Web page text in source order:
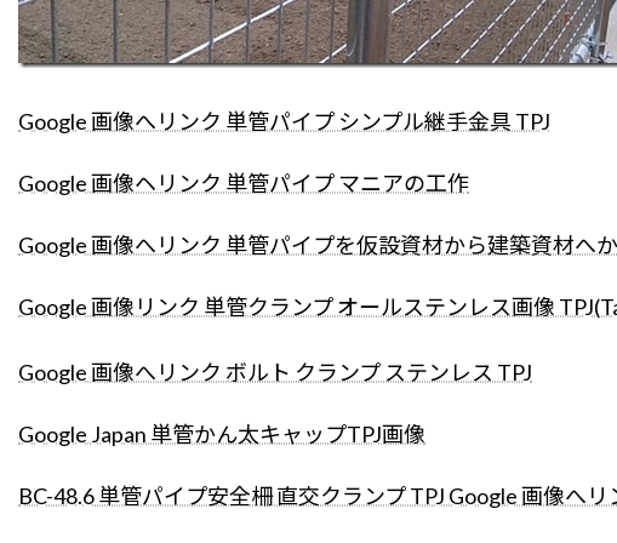
Google 画像へリンク 単管パイプ シンプル継手金具 TPJ
Google 画像ヘリンク 単管パイプ マニアの工作
Google 画像へリンク 単管パイプを仮設資材から建築資材へ
Google 画像リンク 単管クランプ オールステンレス画像
Google 画像へリンク ボルト クランプ ステンレス TPJ
Google Japan 単管かん太キャップTPJ画像
BC-48.6 単管パイプ安全柵 直交クランプ TPJ Google 画像へリ